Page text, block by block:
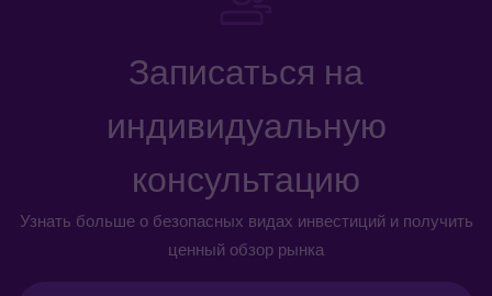
Записаться на
индивидуальную
консультацию
Узнать больше о безопасных видах инвестиций и получить
ценный обзор рынка